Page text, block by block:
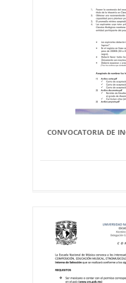
CONVOCATORIA DE